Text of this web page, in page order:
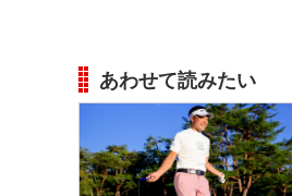
あわせて読みたい